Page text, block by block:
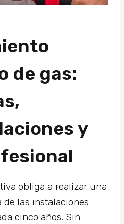
de gas:
y
obliga a realizar una
las instalaciones
cinco años. Sin